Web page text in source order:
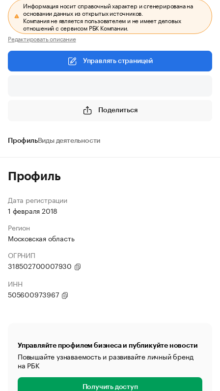
Информация носит справочный характер и сгенерирована на
основании данных из открытых источников.
Компания не является пользователем и не имеет деловых
отношений с сервисом РБК Компании.
Редактировать описание
Управлять страницей
Поделиться
ПрофильВиды деятельности
Профиль
Дата регистрации
1 февраля 2018
Регион
Московская область
ОГРНИП
318502700007930
ИНН
505600973967
Управляйте профилем бизнеса и публикуйте новости
Повышайте узнаваемость и развивайте личный бренд
на РБК
Получить доступ